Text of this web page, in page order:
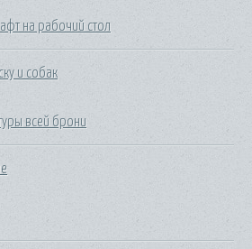
на рабочий стол
и собак
всей брони